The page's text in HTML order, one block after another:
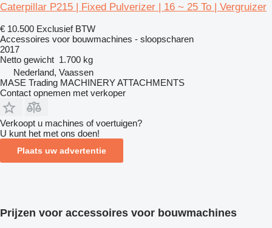
Caterpillar P215 | Fixed Pulverizer | 16 ~ 25 To | Vergruizer
€ 10.500 Exclusief BTW
Accessoires voor bouwmachines - sloopscharen
2017
Netto gewicht 1.700 kg
Nederland, Vaassen
MASE Trading MACHINERY ATTACHMENTS
Contact opnemen met verkoper
Verkoopt u machines of voertuigen?
U kunt het met ons doen!
Plaats uw advertentie
Prijzen voor accessoires voor bouwmachines